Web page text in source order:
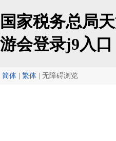
国家税务总局
游会登录j9入口
简体 | 繁体 无障碍浏览